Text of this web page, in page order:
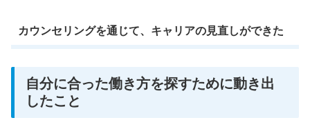
カウンセリングを通じて、キャリアの見直しができた
自分に合った働き方を探すために動き出
したこと